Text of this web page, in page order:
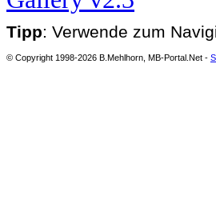
Tipp: Verwende zum
© Copyright 1998-2026 B.Mehlhorn, MB-Portal.Net -